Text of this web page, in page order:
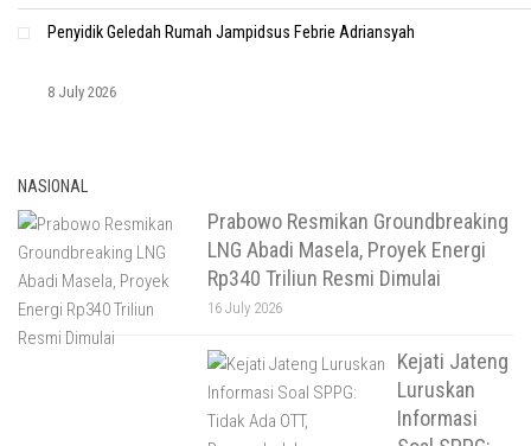
Penyidik Geledah Rumah Jampidsus Febrie Adriansyah
8 July 2026
NASIONAL
Prabowo Resmikan Groundbreaking
LNG Abadi Masela, Proyek Energi
Rp340 Triliun Resmi Dimulai
16 July 2026
Kejati Jateng
Luruskan
Informasi